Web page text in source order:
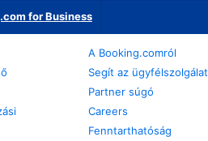
for Business
A Booking.comról
Segít az ügyfélszolgálat
Partner súgó
Careers
Fenntarthatóság